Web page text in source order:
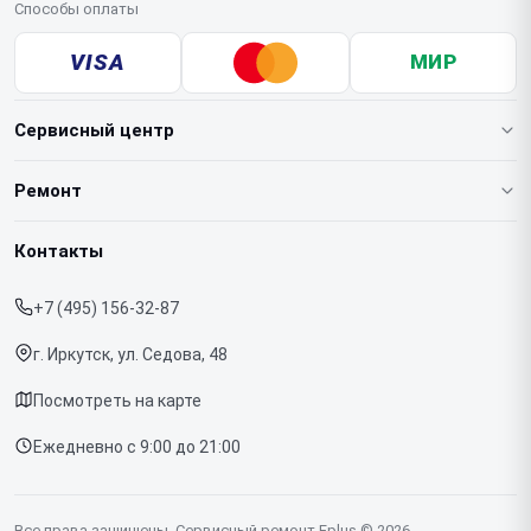
Способы оплаты
VISA МИР
Сервисный центр
О нашем сервисе
Срочный ремонт
Доставка и способы оплаты
Диагностика
Контакты
Ремонт
Ноутбуков
Контакты
+7 (495) 156-32-87
г. Иркутск, ул. Седова, 48
Посмотреть на карте
Ежедневно с 9:00 до 21:00